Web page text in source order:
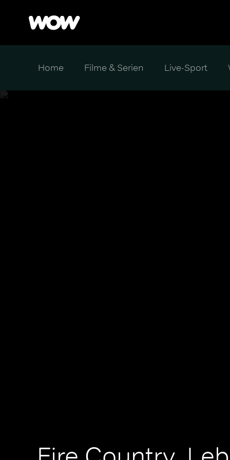
Home Filme & Serien Live-Sport